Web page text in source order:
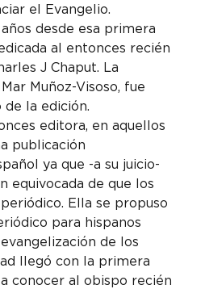
el Evangelio.
desde esa primera
al entonces recién
J Chaput. La
Muñoz-Visoso, fue
de la edición.
editora, en aquellos
publicación
ya que -a su juicio-
equivocada de que los
Ella se propuso
para hispanos
de los
llegó con la primera
conocer al obispo recién